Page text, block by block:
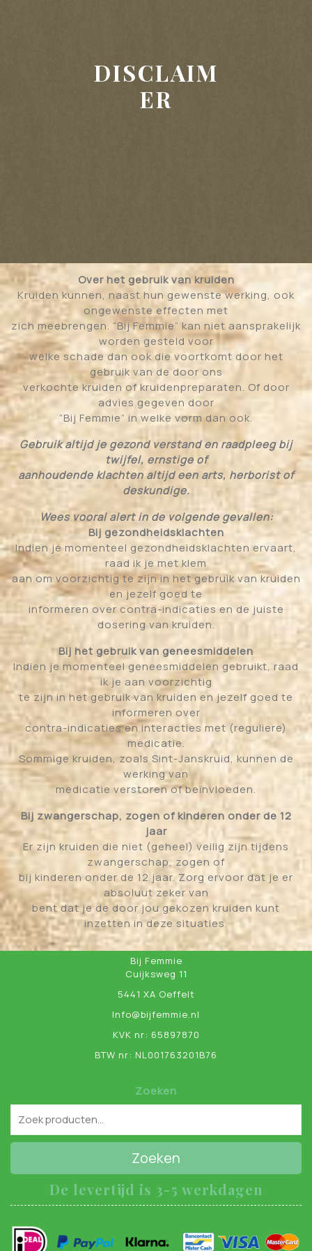
DISCLAIM
ER
Over het gebruik van kruiden
Kruiden kunnen, naast hun gewenste werking, ook
ongewenste effecten met
zich meebrengen. “Bij Femmie” kan niet aansprakelijk
worden gesteld voor
welke schade dan ook die voortkomt door het
gebruik van de door ons
verkochte kruiden of kruidenpreparaten. Of door
advies gegeven door
”Bij Femmie” in welke vorm dan ook.
Gebruik altijd je gezond verstand en raadpleeg bij
twijfel, ernstige of
aanhoudende klachten altijd een arts, herborist of
deskundige.
Wees vooral alert in de volgende gevallen:
Bij gezondheidsklachten
Indien je momenteel gezondheidsklachten ervaart,
raad ik je met klem
aan om voorzichtig te zijn in het gebruik van kruiden
en jezelf goed te
informeren over contra-indicaties en de juiste
dosering van kruiden.
Bij het gebruik van geneesmiddelen
Indien je momenteel geneesmiddelen gebruikt, raad
ik je aan voorzichtig
te zijn in het gebruik van kruiden en jezelf goed te
informeren over
contra-indicaties en interacties met (reguliere)
medicatie.
Sommige kruiden, zoals Sint-Janskruid, kunnen de
werking van
medicatie verstoren of beïnvloeden.
Bij zwangerschap, zogen of kinderen onder de 12
jaar
Er zijn kruiden die niet (geheel) veilig zijn tijdens
zwangerschap, zogen of
bij kinderen onder de 12 jaar. Zorg ervoor dat je er
absoluut zeker van
bent dat je de door jou gekozen kruiden kunt
inzetten in deze situaties.
Bij Femmie
Cuijksweg 11
5441 XA Oeffelt
Info@bijfemmie.nl
KVK nr: 65897870
BTW nr: NL001763201B76
Zoeken
Zoeken
De levertijd is 3-5 werkdagen